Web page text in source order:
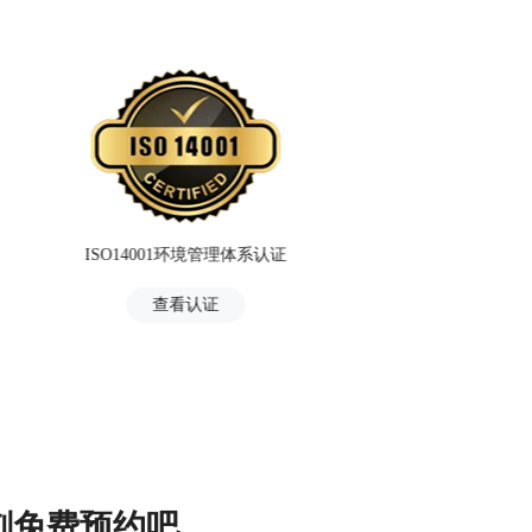
ISO14001环境管理体系认证
查看认证